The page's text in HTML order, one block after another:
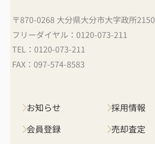
〒870-0268 大分県大分市大字政所2150
フリーダイヤル： 0120-073-211
TEL： 0120-073-211
FAX： 097-574-8583
お知らせ
会員登録
採用情報
売却査定